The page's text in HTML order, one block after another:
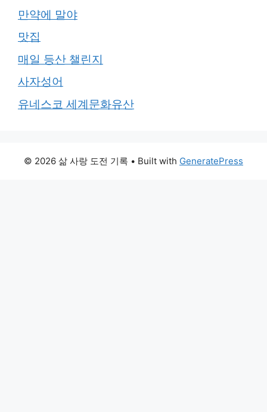
만약에 말야
맛집
매일 등산 챌린지
사자성어
유네스코 세계문화유산
© 2026 삶 사랑 도전 기록 • Built with GeneratePress